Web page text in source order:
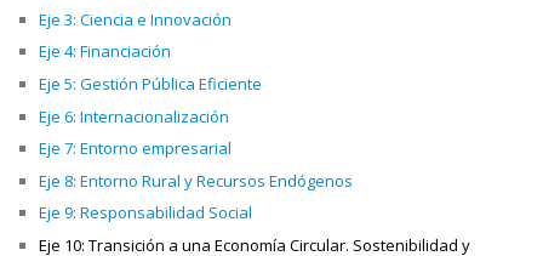
Eje 3: Ciencia e Innovación
Eje 4: Financiación
Eje 5: Gestión Pública Eficiente
Eje 6: Internacionalización
Eje 7: Entorno empresarial
Eje 8: Entorno Rural y Recursos Endógenos
Eje 9: Responsabilidad Social
Eje 10: Transición a una Economía Circular. Sostenibilidad y